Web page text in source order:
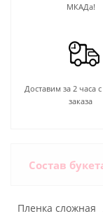
МКАДа!
Доставим за 2 часа
заказа
Состав
Пленка сложная